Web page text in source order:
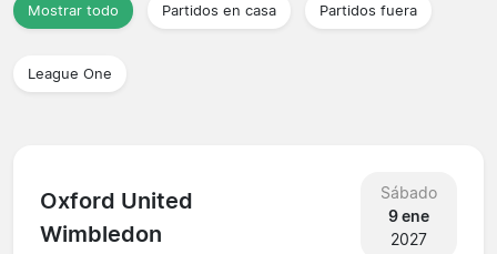
Mostrar todo Partidos en casa Partidos fuera
League One
Oxford United
Wimbledon
Sábado
9 ene
2027